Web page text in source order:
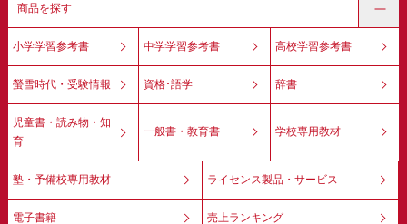
商品を探す
小学学習参考書 中学学習参考書 高校学習参考書
螢雪時代・受験情報 資格･語学 辞書
児童書・読み物・知
育
一般書・教育書 学校専用教材
塾・予備校専用教材 ライセンス製品・サービス
電子書籍 売上ランキング